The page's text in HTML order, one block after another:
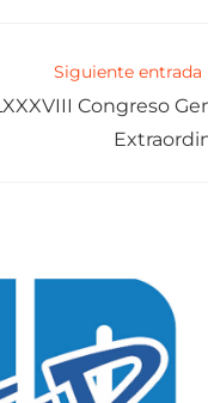
Siguiente entrada
Congreso